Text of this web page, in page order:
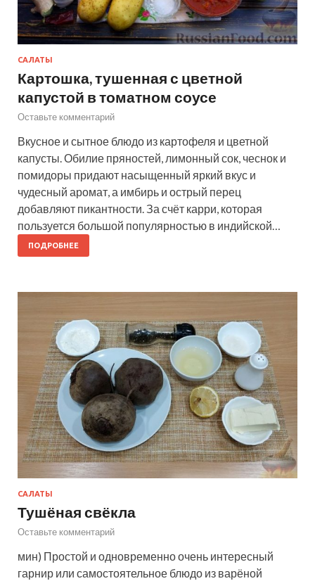
САЛАТЫ
Картошка, тушенная с цветной
капустой в томатном соусе
Оставьте комментарий
Вкусное и сытное блюдо из картофеля и цветной
капусты. Обилие пряностей, лимонный сок, чеснок и
помидоры придают насыщенный яркий вкус и
чудесный аромат, а имбирь и острый перец
добавляют пикантности. За счёт карри, которая
пользуется большой популярностью в индийской…
ПОДРОБНЕЕ
САЛАТЫ
Тушёная свёкла
Оставьте комментарий
мин) Простой и одновременно очень интересный
гарнир или самостоятельное блюдо из варёной